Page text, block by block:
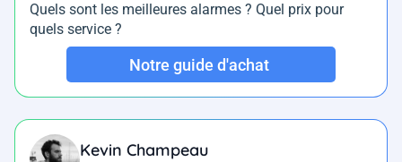
Quels sont les meilleures alarmes ? Quel prix pour
quels service ?
Notre guide d'achat
Kevin Champeau